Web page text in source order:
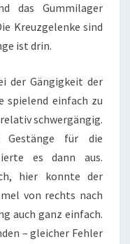
das Gummilager
Kreuzgelenke sind
ist drin.
der Gängigkeit der
spielend einfach zu
schwergängig.
für die
es dann aus.
hier konnte der
von rechts nach
auch ganz einfach.
– gleicher Fehler